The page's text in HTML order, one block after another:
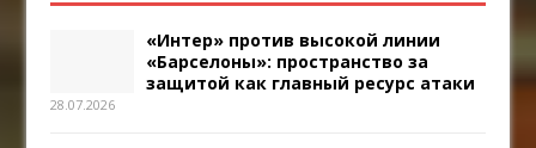
«Интер» против высокой линии
«Барселоны»: пространство за
защитой как главный ресурс атаки
28.07.2026